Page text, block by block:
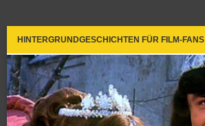
HINTERGRUNDGESCHICHTEN FÜR FILM-FANS